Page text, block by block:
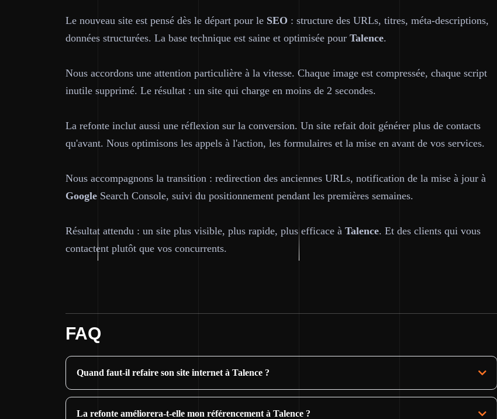
Le nouveau site est pensé dès le départ pour le SEO : structure des URLs, titres, méta-descriptions,
données structurées. La base technique est saine et optimisée pour Talence.
Nous accordons une attention particulière à la vitesse. Chaque image est compressée, chaque script
inutile supprimé. Le résultat : un site qui charge en moins de 2 secondes.
La refonte inclut aussi une réflexion sur la conversion. Un site refait doit générer plus de contacts
qu'avant. Nous optimisons les appels à l'action, les formulaires et la mise en avant de vos services.
Nous accompagnons la transition : redirection des anciennes URLs, notification de la mise à jour à
Google Search Console, suivi du positionnement pendant les premières semaines.
Résultat attendu : un site plus visible, plus rapide, plus efficace à Talence. Et des clients qui vous
contactent plutôt que vos concurrents.
FAQ
Quand faut-il refaire son site internet à Talence ?
La refonte améliorera-t-elle mon référencement à Talence ?